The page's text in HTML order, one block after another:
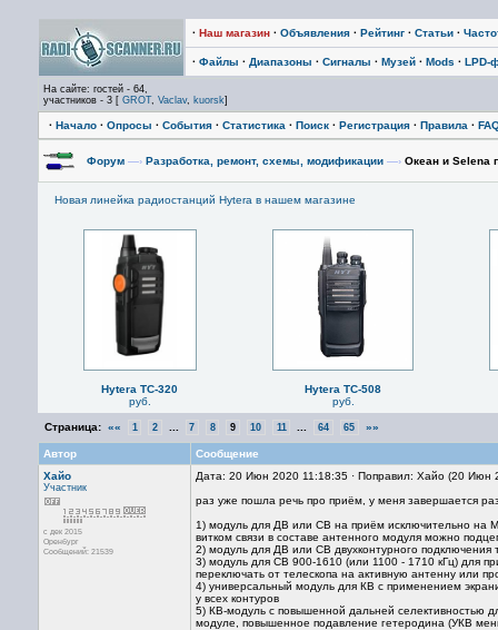
· Наш магазин · Объявления · Рейтинг · Статьи ·
· Файлы · Диапазоны · Сигналы · Музей · Mods · LPD-
На сайте: гостей - 64,
участников - 3 [ GROT, Vaclav, kuorsk]
· Начало · Опросы · События · Статистика · Поиск · Регистрация · Правила ·
Форум —› Разработка, ремонт, схемы, модификации —› Океан и Selena
Новая линейка радиостанций Hytera в нашем магазине
Hytera TC-320
руб.
Hytera TC-508
руб.
Страница: «« 1 2 7 8 9 10 11 64 65 »»
Автор
Сообщение
Хайо
Участник
с дек 2015
Оренбург
Сообщений: 21539
Дата: 20 Июн 2020 11:18:35 · Поправил: Хайо (20 Июн
раз уже пошла речь про приём, у меня завершается
1) модуль для ДВ или СВ на приём исключительно на
витком связи в составе антенного модуля можно
2) модуль для ДВ или СВ двухконтурного подключения
3) модуль для СВ 900-1610 (или 1100 - 1710 кГц) для
переключать от телескопа на активную антенну или
4) универсальный модуль для КВ с применением
у всех контуров
5) КВ-модуль с повышенной дальней селективностью
модуле, повышенное подавление гетеродина (УКВ